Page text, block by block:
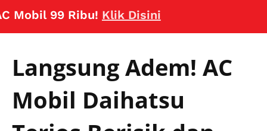
99 Ribu!Klik Disini
Langsung Adem! AC
Mobil Daihatsu